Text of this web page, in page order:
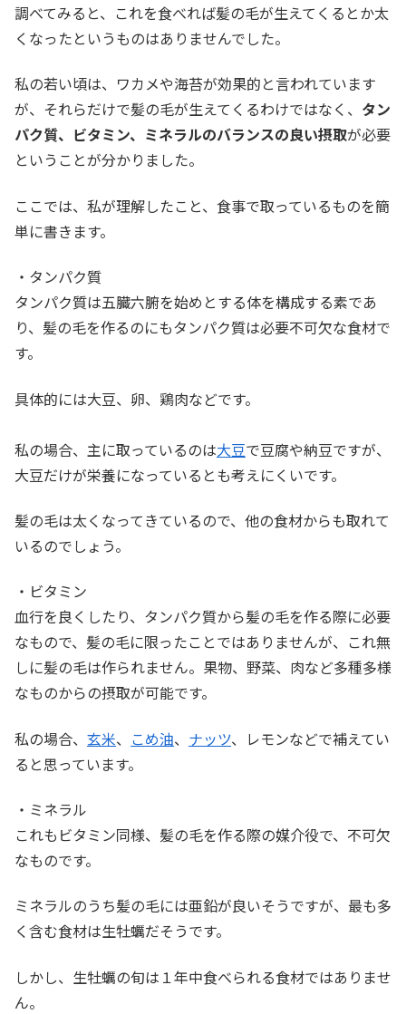
調べてみると、これを食べれば髪の毛が生えてくるとか太
くなったというものはありませんでした。
私の若い頃は、ワカメや海苔が効果的と言われています
が、それらだけで髪の毛が生えてくるわけではなく、 タン
パク質、ビタミン、ミネラルのバランスの良い摂取が必要
ということが分かりました。
ここでは、私が理解したこと、食事で取っているものを簡
単に書きます。
・タンパク質
タンパク質は五臓六腑を始めとする体を構成する素であ
り、髪の毛を作るのにもタンパク質は必要不可欠な食材で
す。
具体的には大豆、卵、鶏肉などです。
私の場合、主に取っているのは大豆で豆腐や納豆ですが、
大豆だけが栄養になっているとも考えにくいです。
髪の毛は太くなってきているので、他の食材からも取れて
いるのでしょう。
・ビタミン
血行を良くしたり、タンパク質から髪の毛を作る際に必要
なもので、髪の毛に限ったことではありませんが、これ無
しに髪の毛は作られません。果物、野菜、肉など多種多様
なものからの摂取が可能です。
私の場合、 玄米、 こめ油、 ナッツ、レモンなどで補えてい
ると思っています。
・ミネラル
これもビタミン同様、髪の毛を作る際の媒介役で、不可欠
なものです。
ミネラルのうち髪の毛には亜鉛が良いそうですが、最も多
く含む食材は生牡蠣だそうです。
しかし、生牡蠣の旬は１年中食べられる食材ではありませ
ん。